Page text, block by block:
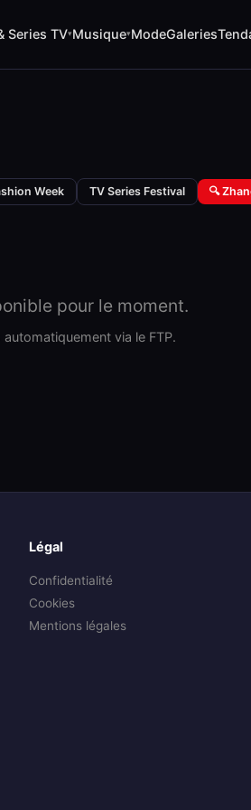
Series TV▾Musique▾ModeGaleries
Week TV Series Festival 🔍
pour le moment.
via le FTP.
Légal
Confidentialité
Cookies
Mentions légales